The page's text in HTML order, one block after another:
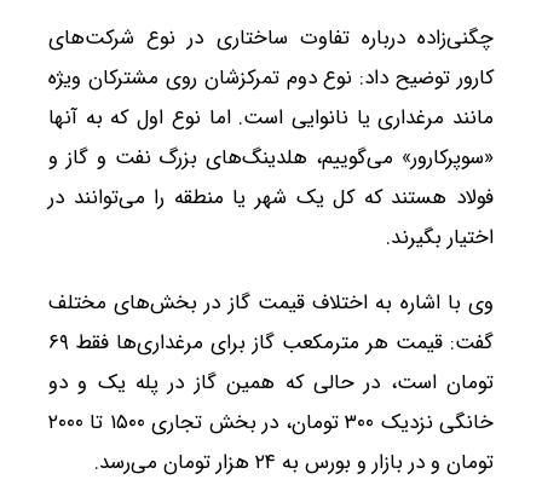
چگنی‌زاده درباره تفاوت ساختاری در نوع شرکت‌های
کارور توضیح داد: نوع دوم تمرکزشان روی مشترکان ویژه
مانند مرغداری یا نانوایی است. اما نوع اول که به آنها
«سوپرکارور» می‌گوییم، هلدینگ‌های بزرگ نفت و گاز و
فولاد هستند که کل یک شهر یا منطقه را می‌توانند در
اختیار بگیرند.
وی با اشاره به اختلاف قیمت گاز در بخش‌های مختلف
گفت: قیمت هر مترمکعب گاز برای مرغداری‌ها فقط ۶۹
تومان است، در حالی که همین گاز در پله یک و دو
خانگی نزدیک ۳۰۰ تومان، در بخش تجاری ۱۵۰۰ تا ۲۰۰۰
تومان و در بازار و بورس به ۲۴ هزار تومان می‌رسد.